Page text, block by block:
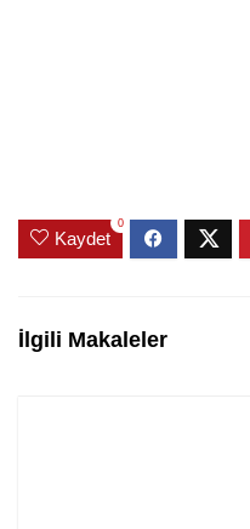
Kaydet
0
İlgili Makaleler